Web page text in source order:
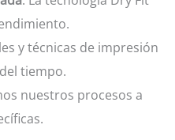
y técnicas de impresión
tiempo.
nuestros procesos a